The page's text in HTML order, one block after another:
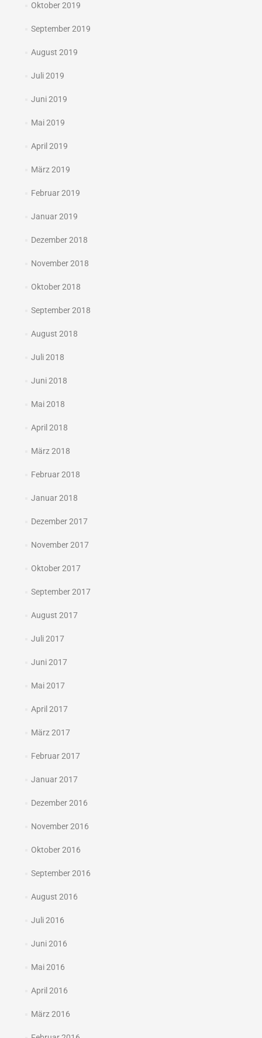
Oktober 2019
September 2019
August 2019
Juli 2019
Juni 2019
Mai 2019
April 2019
März 2019
Februar 2019
Januar 2019
Dezember 2018
November 2018
Oktober 2018
September 2018
August 2018
Juli 2018
Juni 2018
Mai 2018
April 2018
März 2018
Februar 2018
Januar 2018
Dezember 2017
November 2017
Oktober 2017
September 2017
August 2017
Juli 2017
Juni 2017
Mai 2017
April 2017
März 2017
Februar 2017
Januar 2017
Dezember 2016
November 2016
Oktober 2016
September 2016
August 2016
Juli 2016
Juni 2016
Mai 2016
April 2016
März 2016